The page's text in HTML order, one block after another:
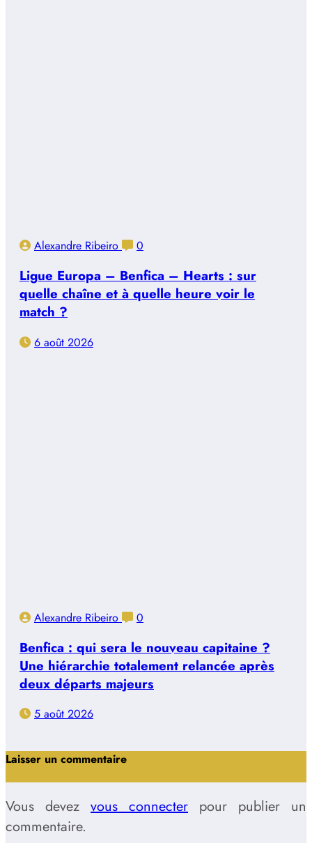
Alexandre Ribeiro 0
Ligue Europa – Benfica – Hearts : sur
quelle chaîne et à quelle heure voir le
match ?
6 août 2026
Alexandre Ribeiro 0
Benfica : qui sera le nouveau capitaine ?
Une hiérarchie totalement relancée après
deux départs majeurs
5 août 2026
Laisser un commentaire
Vous devez vous connecter pour publier un
commentaire.